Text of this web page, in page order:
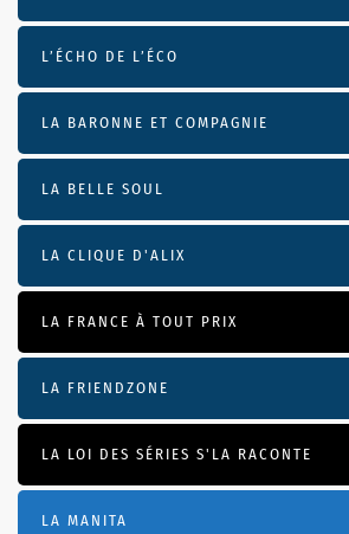
L’ÉCHO DE L’ÉCO
LA BARONNE ET COMPAGNIE
LA BELLE SOUL
LA CLIQUE D'ALIX
LA FRANCE À TOUT PRIX
LA FRIENDZONE
LA LOI DES SÉRIES S'LA RACONTE
LA MANITA